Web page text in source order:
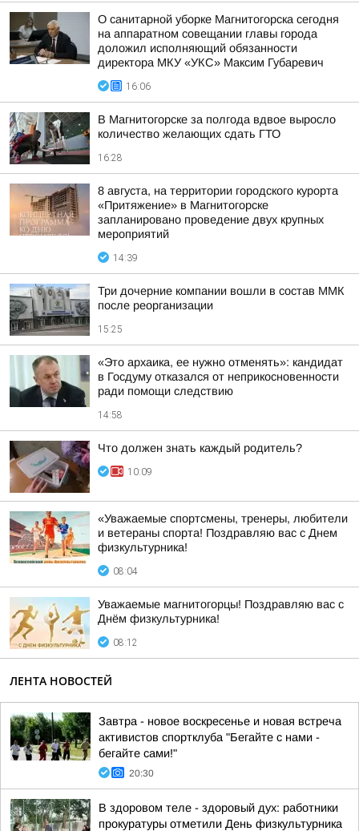
О санитарной уборке Магнитогорска сегодня
на аппаратном совещании главы города
доложил исполняющий обязанности
директора МКУ «УКС» Максим Губаревич
16:06
В Магнитогорске за полгода вдвое выросло
количество желающих сдать ГТО
16:28
8 августа, на территории городского курорта
«Притяжение» в Магнитогорске
запланировано проведение двух крупных
мероприятий
14:39
Три дочерние компании вошли в состав ММК
после реорганизации
15:25
«Это архаика, ее нужно отменять»: кандидат
в Госдуму отказался от неприкосновенности
ради помощи следствию
14:58
Что должен знать каждый родитель?
10:09
«Уважаемые спортсмены, тренеры, любители
и ветераны спорта! Поздравляю вас с Днем
физкультурника!
08:04
Уважаемые магнитогорцы! Поздравляю вас с
Днём физкультурника!
08:12
ЛЕНТА НОВОСТЕЙ
Завтра - новое воскресенье и новая встреча
активистов спортклуба "Бегайте с нами -
бегайте сами!"
20:30
В здоровом теле - здоровый дух: работники
прокуратуры отметили День физкультурника